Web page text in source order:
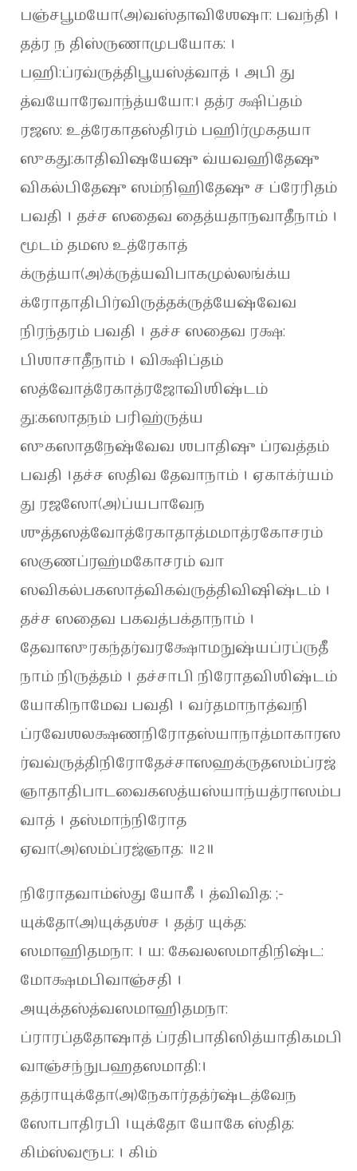
பஞ்சபூமயோ(அ)வஸ்தாவிஶேஷா: பவந்தி ।
தத்ர ந திஸ்ருணாமுபயோக: ।
பஹி:ப்ரவ்ருத்திபூயஸ்த்வாத் । அபி து
த்வயோரேவாந்த்யயோ:। தத்ர க்ஷிப்தம்
ரஜஸ: உத்ரேகாதஸ்திரம் பஹிர்முகதயா
ஸுகது:காதிவிஷயேஷு வ்யவஹிதேஷு
விகல்பிதேஷு ஸம்நிஹிதேஷு ச ப்ரேரிதம்
பவதி । தச்ச ஸதைவ தைத்யதாநவாதீநாம் ।
மூடம் தமஸ உத்ரேகாத்
க்ருத்யா(அ)க்ருத்யவிபாகமுல்லங்க்ய
க்ரோதாதிபிர்விருத்தக்ருத்யேஷ்வேவ
நிரந்தரம் பவதி । தச்ச ஸதைவ ரக்ஷ:
பிஶாசாதீநாம் । விக்ஷிப்தம்
ஸத்வோத்ரேகாத்ரஜோவிஶிஷ்டம்
து:கஸாதநம் பரிஹ்ருத்ய
ஸுகஸாதநேஷ்வேவ ஶபாதிஷு ப்ரவத்தம்
பவதி ।தச்ச ஸதிவ தேவாநாம் । ஏகாக்ர்யம்
து ரஜஸோ(அ)ப்யபாவேந
ஶுத்தஸத்வோத்ரேகாதாத்மமாத்ரகோசரம்
ஸகுணப்ரஹ்மகோசரம் வா
ஸவிகல்பகஸாத்விகவ்ருத்திவிஷிஷ்டம் ।
தச்ச ஸதைவ பகவத்பக்தாநாம் ।
தேவாஸுரகந்தர்வரக்ஷோமநுஷ்யப்ரப்ருதீ
நாம் நிருத்தம் । தச்சாபி நிரோதவிஶிஷ்டம்
யோகிநாமேவ பவதி । வர்தமாநாத்வநி
ப்ரவேஶலக்ஷணநிரோதஸ்யாநாத்மாகாரஸ
ர்வவ்ருத்திநிரோதேச்சாஸஹக்ருதஸம்ப்ரஜ்
ஞாதாதிபாடவைகஸத்யஸ்யாந்யத்ராஸம்ப
வாத் । தஸ்மாந்நிரோத
ஏவா(அ)ஸம்ப்ரஜ்ஞாத: ॥2॥
நிரோதவாம்ஸ்து யோகீ । த்விவித: ;-
யுக்தோ(அ)யுக்தஶ்ச । தத்ர யுக்த:
ஸமாஹிதமநா: । ய: கேவலஸமாதிநிஷ்ட:
மோக்ஷமபிவாஞ்சதி ।
அயுக்தஸ்த்வஸமாஹிதமநா:
ப்ராரப்ததோஷாத் ப்ரதிபாதிஸித்யாதிகமபி
வாஞ்சந்நுபஹதஸமாதி:।
தத்ராயுக்தோ(அ)நேகார்தத்ர்ஷ்டத்வேந
ஸோபாதிரபி ।யுக்தோ யோகே ஸ்தித:
கிம்ஸ்வரூப: । கிம்